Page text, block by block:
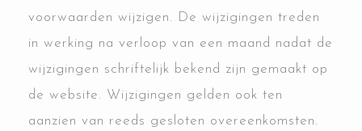
voorwaarden wijzigen. De wijzigingen treden
in werking na verloop van een maand nadat de
wijzigingen schriftelijk bekend zijn gemaakt op
de website. Wijzigingen gelden ook ten
aanzien van reeds gesloten overeenkomsten.